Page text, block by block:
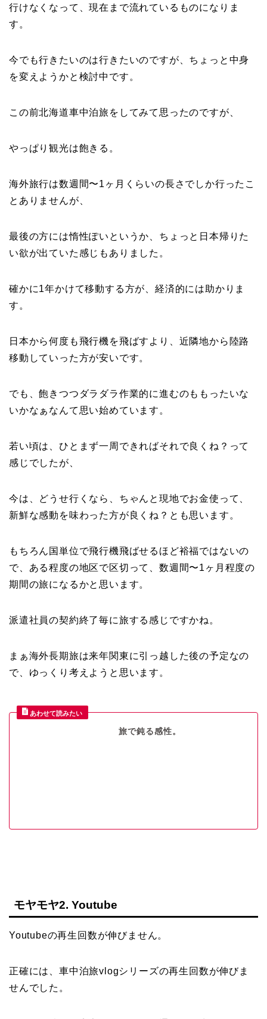
行けなくなって、現在まで流れているものになりま
す。
今でも行きたいのは行きたいのですが、ちょっと中身
を変えようかと検討中です。
この前北海道車中泊旅をしてみて思ったのですが、
やっぱり観光は飽きる。
海外旅行は数週間〜1ヶ月くらいの長さでしか行ったこ
とありませんが、
最後の方には惰性ぽいというか、ちょっと日本帰りた
い欲が出ていた感じもありました。
確かに1年かけて移動する方が、経済的には助かりま
す。
日本から何度も飛行機を飛ばすより、近隣地から陸路
移動していった方が安いです。
でも、飽きつつダラダラ作業的に進むのももったいな
いかなぁなんて思い始めています。
若い頃は、ひとまず一周できればそれで良くね？って
感じでしたが、
今は、どうせ行くなら、ちゃんと現地でお金使って、
新鮮な感動を味わった方が良くね？とも思います。
もちろん国単位で飛行機飛ばせるほど裕福ではないの
で、ある程度の地区で区切って、数週間〜1ヶ月程度の
期間の旅になるかと思います。
派遣社員の契約終了毎に旅する感じですかね。
まぁ海外長期旅は来年関東に引っ越した後の予定なの
で、ゆっくり考えようと思います。
旅で鈍る感性。
モヤモヤ2. Youtube
Youtubeの再生回数が伸びません。
正確には、車中泊旅vlogシリーズの再生回数が伸びま
せんでした。